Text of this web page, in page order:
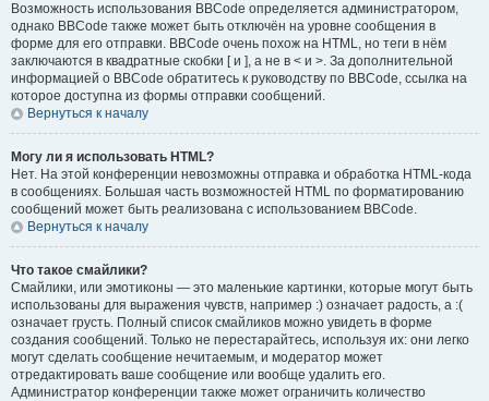
Возможность использования BBCode определяется администратором,
однако BBCode также может быть отключён на уровне сообщения в
форме для его отправки. BBCode очень похож на HTML, но теги в нём
заключаются в квадратные скобки [ и ], а не в < и >. За дополнительной
информацией о BBCode обратитесь к руководству по BBCode, ссылка на
которое доступна из формы отправки сообщений.
Вернуться к началу
Могу ли я использовать HTML?
Нет. На этой конференции невозможны отправка и обработка HTML-кода
в сообщениях. Большая часть возможностей HTML по форматированию
сообщений может быть реализована с использованием BBCode.
Вернуться к началу
Что такое смайлики?
Смайлики, или эмотиконы — это маленькие картинки, которые могут быть
использованы для выражения чувств, например :) означает радость, а :(
означает грусть. Полный список смайликов можно увидеть в форме
создания сообщений. Только не перестарайтесь, используя их: они легко
могут сделать сообщение нечитаемым, и модератор может
отредактировать ваше сообщение или вообще удалить его.
Администратор конференции также может ограничить количество